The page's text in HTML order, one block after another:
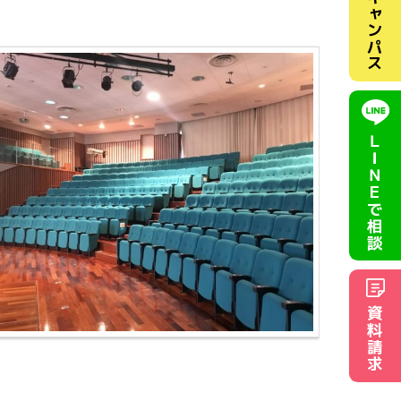
キャンパス
ＬＩＮＥ
で相談
資料請求